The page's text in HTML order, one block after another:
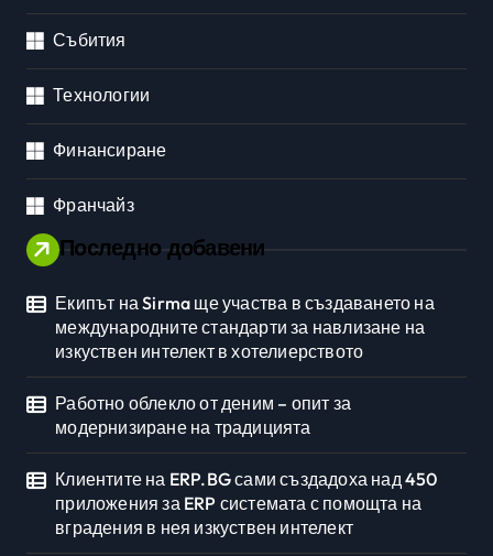
Събития
Технологии
Финансиране
Франчайз
Последно добавени
Екипът на Sirma ще участва в създаването на
международните стандарти за навлизане на
изкуствен интелект в хотелиерството
Работно облекло от деним – опит за
модернизиране на традицията
Клиентите на ERP.BG сами създадоха над 450
приложения за ERP системата с помощта на
вградения в нея изкуствен интелект